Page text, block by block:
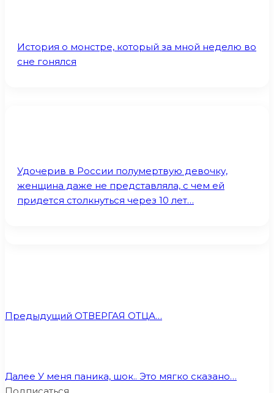
История о монстре, который за мной неделю во
сне гонялся
Удочерив в России полумертвую девочку,
женщина даже не представляла, с чем ей
придется столкнуться через 10 лет…
Предыдущий ОТВЕРГАЯ ОТЦА…
Далее У меня паника, шок.. Это мягко сказано…